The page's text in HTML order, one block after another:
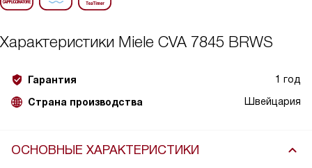
Характеристики Miele CVA 7845 BRWS
Гарантия 1 год
Страна производства Швейцария
ОСНОВНЫЕ ХАРАКТЕРИСТИКИ